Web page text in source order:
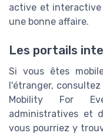
active et
une bonne affaire.
Les portails
Si vous êtes
l'étranger,
Mobility For
administratives et
vous pourriez y